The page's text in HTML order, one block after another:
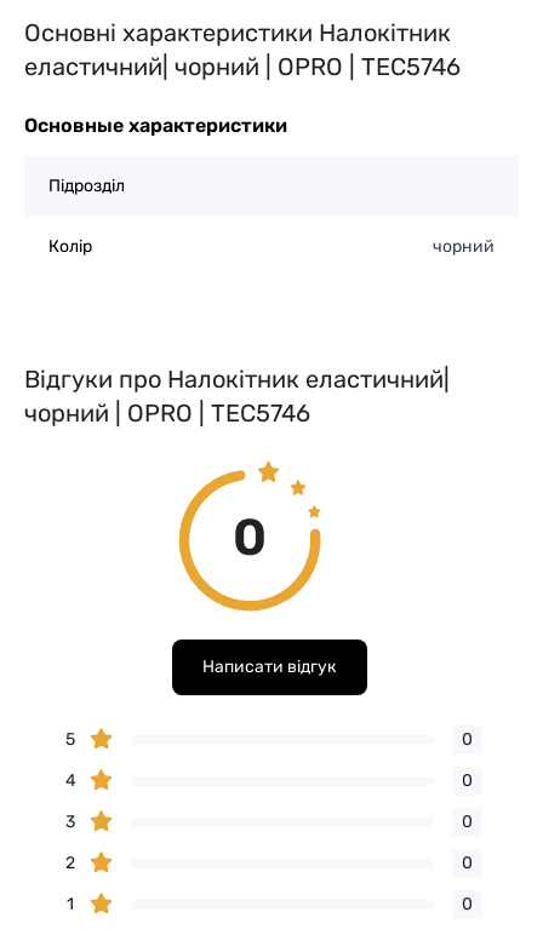
Основні характеристики Налокітник
еластичний| чорний | OPRO | TEC5746
Основные характеристики
Підрозділ
Колір чорний
Відгуки про Налокітник еластичний|
чорний | OPRO | TEC5746
0
Написати відгук
5
0
4
0
3
0
2
0
1
0